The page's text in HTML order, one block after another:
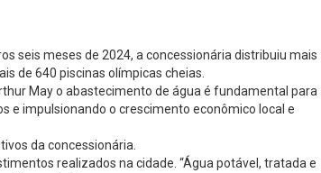
seis meses de 2024, a concessionária distribuiu mais
de 640 piscinas olímpicas cheias.
May o abastecimento de água é fundamental para
e impulsionando o crescimento econômico local e
da concessionária.
realizados na cidade. “Água potável, tratada e